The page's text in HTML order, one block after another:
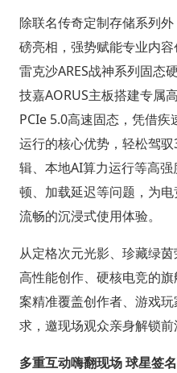
除联名传奇定制存储系列
磅亮相，强势赋能专业内
雷克沙ARES战神系列固态
技嘉AORUS主板搭建专属
PCIe 5.0高速固态，凭借
运行的核心优势，轻松驾
辑、本地AI算力运行等高
顿、加载延迟等问题，为
流畅的沉浸式使用体验。
从定格次元光影、珍藏绿
高性能创作、硬核电竞的
案精准覆盖创作者、游戏
求，邀现场观众亲身解锁前
多重互动嗨翻现场 球星签